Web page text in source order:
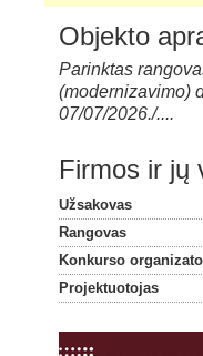
Objekto
Parinktas
(modernizavimo)
07/07/2026./....
Firmos ir jų
Užsakovas
Rangovas
Konkurso
Projektuotojas